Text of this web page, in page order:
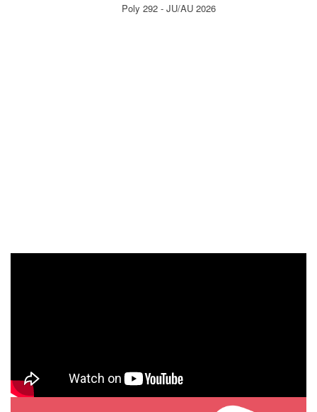
Poly 292 - JU/AU 2026